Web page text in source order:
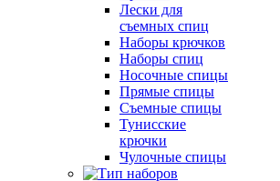
Лески для
съемных спиц
Наборы крючков
Наборы спиц
Носочные спицы
Прямые спицы
Съемные спицы
Тунисские
крючки
Чулочные спицы